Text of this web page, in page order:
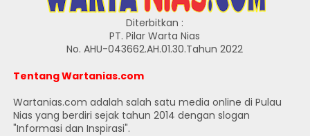
Diterbitkan :
PT. Pilar Warta Nias
No. AHU-043662.AH.01.30.Tahun 2022
Tentang Wartanias.com
Wartanias.com adalah salah satu media online di Pulau
Nias yang berdiri sejak tahun 2014 dengan slogan
"Informasi dan Inspirasi".